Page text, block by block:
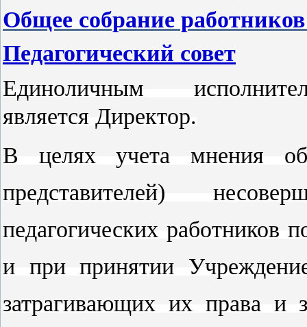
Общее собрание
Педагогический совет
Единоличным
является Директор.
В целях учета мнения
представителей)
педагогических работников
и при принятии
затрагивающих их права и